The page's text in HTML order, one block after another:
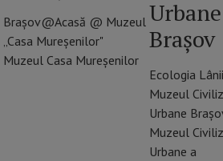
Braşov@Acasă @ Muzeul
„Casa Mureşenilor"
Muzeul Casa Mureşenilor
Urbane
Brașov
Ecologia
Muzeul
Urbane
Muzeul
Urbane a